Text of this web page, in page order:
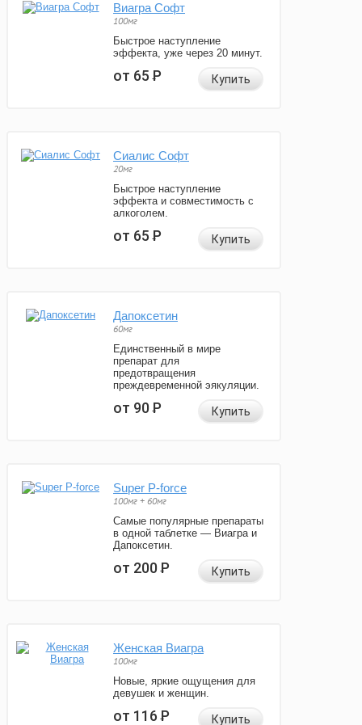
Виагра Софт
100мг
Быстрое наступление
эффекта, уже через 20 минут.
от 65Р Купить
Сиалис Софт
20мг
Быстрое наступление
эффекта и совместимость с
алкоголем.
от 65Р Купить
Дапоксетин
60мг
Единственный в мире
препарат для
предотвращения
преждевременной эякуляции.
от 90Р Купить
Super P-force
100мг + 60мг
Самые популярные препараты
в одной таблетке — Виагра и
Дапоксетин.
от 200Р Купить
Женская Виагра
100мг
Новые, яркие ощущения для
девушек и женщин.
от 116Р Купить